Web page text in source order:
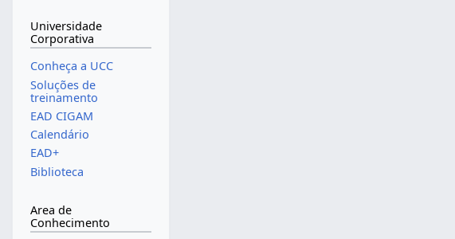
Universidade
Corporativa
Conheça a UCC
Soluções de
treinamento
EAD CIGAM
Calendário
EAD+
Biblioteca
Area de
Conhecimento